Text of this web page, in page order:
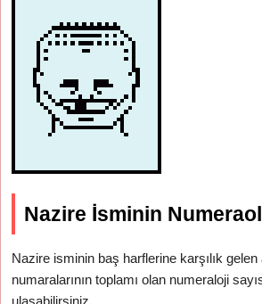
Nazire İsminin
Nazire isminin baş harflerine karşılık gelen
numaralarının toplamı olan numeraloji
ulaşabilirsiniz.